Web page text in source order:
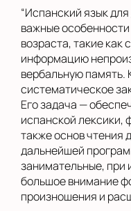
“Испанский язык
важные
возраста, такие как
информацию
вербальную память.
систематическое
Его задача —
испанской лексики,
также основ чтения
дальнейшей
занимательные, при
большое внимание
произношения и